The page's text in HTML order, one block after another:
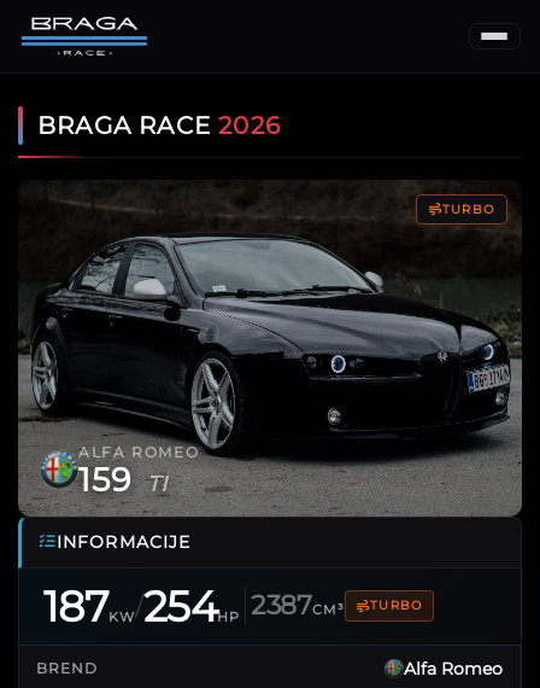
BRAGA RACE2026
TURBO
ALFA ROMEO
159 TI
INFORMACIJE
187KW/254HP 2387CM³ TURBO
BREND Alfa Romeo